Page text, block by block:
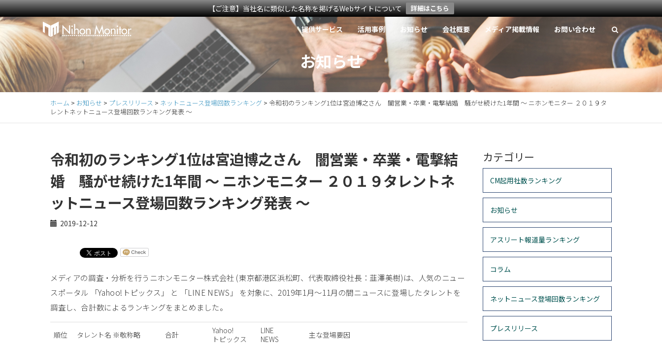
【ご注意】当社名に類似した名称を掲げるWebサイトについて 詳細はこちら
Primary
Menu
S
i
p
t
o
c
n
提供サービス 活用事例 お知らせ 会社概要 メディア掲載情報 お問い合わせ
お知らせ
ホーム > お知らせ > プレスリリース > ネットニュース登場回数ランキング > 令和初のランキング1位は宮迫博之さん 闇営業・卒業・電撃結婚 騒がせ続けた1年間 ～ ニホンモニター ２０１９タ
レントネットニュース登場回数ランキング発表 ～
令和初のランキング1位は宮迫博之さん 闇営業・卒業・電撃結
婚 騒がせ続けた1年間 ～ ニホンモニター ２０１９タレントネ
ットニュース登場回数ランキング発表 ～
2019-12-12
メディアの調査・分析を行うニホンモニター株式会社 (東京都港区浜松町、代表取締役社長：韮澤美樹)は、人気のニュー
スポータル 「Yahoo!トピックス」 と 「LINE NEWS」 を対象に、2019年1月～11月の間ニュースに登場したタレントを
調査し、合計数によるランキングをまとめました。
順位 タレント名 ※敬称略 合計
Yahoo!
トピックス
LINE
NEWS
主な登場要因
カテゴリー
CM起用社数ランキング
お知らせ
アスリート報道量ランキング
コラム
ネットニュース登場回数ランキング
プレスリリース